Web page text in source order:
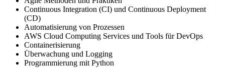
Continuous Integration (CI) und Continuous Deployment
(CD)
Automatisierung von Prozessen
AWS Cloud Computing Services und Tools für DevOps
Containerisierung
Überwachung und Logging
Programmierung mit Python